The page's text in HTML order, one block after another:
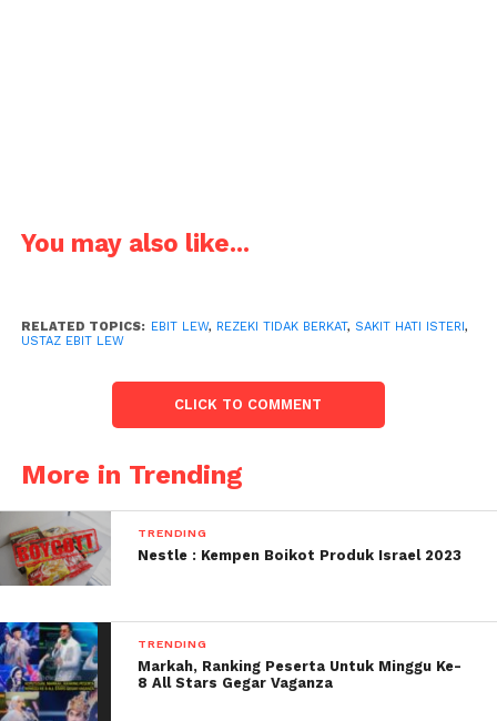
You may also like...
RELATED TOPICS: EBIT LEW, REZEKI TIDAK BERKAT, SAKIT HATI ISTERI ,
USTAZ EBIT LEW
CLICK TO COMMENT
More in Trending
TRENDING
Nestle : Kempen Boikot Produk Israel 2023
TRENDING
Markah, Ranking Peserta Untuk Minggu Ke-
8 All Stars Gegar Vaganza